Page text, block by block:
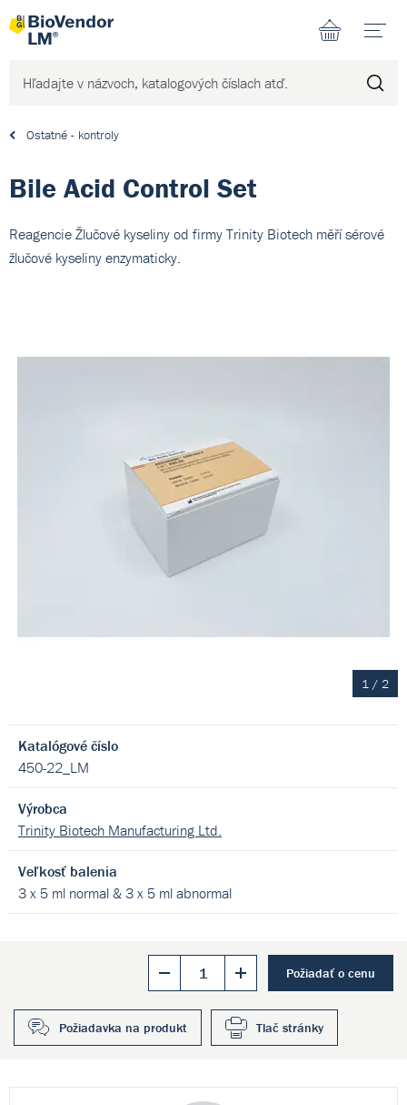
Ostatné - kontroly
Bile Acid Control Set
Reagencie Žlučové kyseliny od firmy Trinity Biotech měří sérové
žlučové kyseliny enzymaticky.
1 / 2
Katalógové číslo
450-22_LM
Výrobca
Trinity Biotech Manufacturing Ltd.
Veľkosť balenia
3 x 5 ml normal & 3 x 5 ml abnormal
Požiadať o cenu
Požiadavka na produkt Tlač stránky